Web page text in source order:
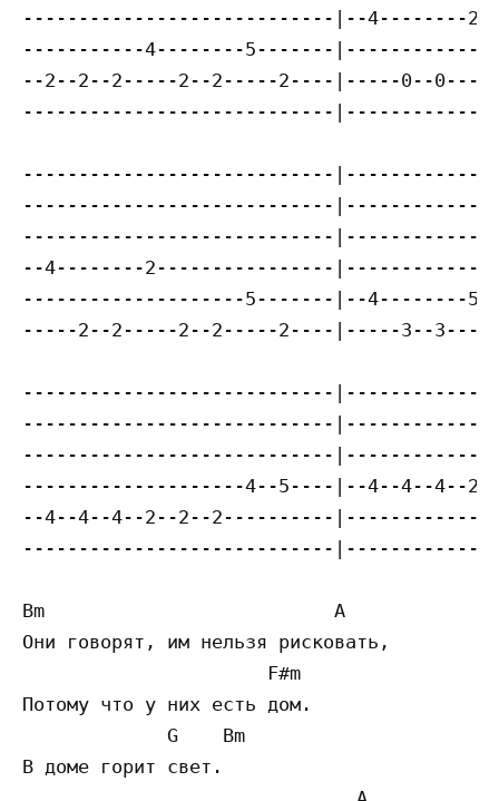
----------------------------|--4--------
-----------4--------5-------
--2--2--2-----2--2-----2----|-----0--
----------------------------
----------------------------
----------------------------
----------------------------
--4--------2----------------
--------------------5-------|--4--------
-----2--2-----2--2-----2----|-----3--
----------------------------
----------------------------
----------------------------
--------------------4--5----|--4--4--4--
--4--4--4--2--2--2----------
----------------------------
Bm                          A
Они говорят, им нельзя рисковать,
                      F#m
Потому что у них есть дом.
             G    Bm
В доме горит свет.